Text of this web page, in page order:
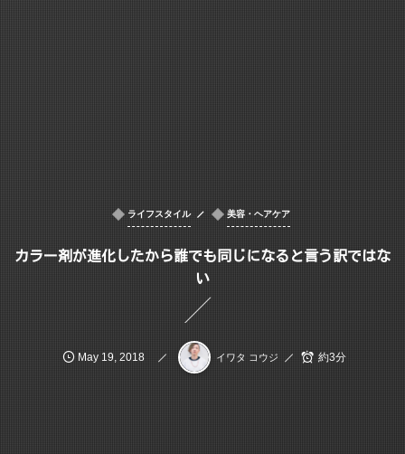
ライフスタイル 美容・ヘアケア
カラー剤が進化したから誰でも同じになると言う訳ではな
い
May 19 2018 イワタ コウジ 約3分